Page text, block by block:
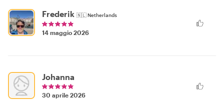
Frederik 🇳🇱Netherlands
14 maggio 2026
Johanna
30 aprile 2026